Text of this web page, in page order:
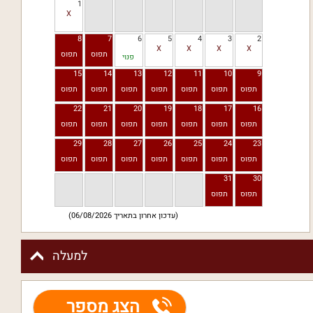
1
2
3
4
5
6
פנוי
7
8
9
10
11
12
13
14
15
16
17
18
19
20
21
22
23
24
25
26
27
28
29
30
31
(עדכון אחרון בתאריך 06/08/2026)
למעלה
הצג מספר